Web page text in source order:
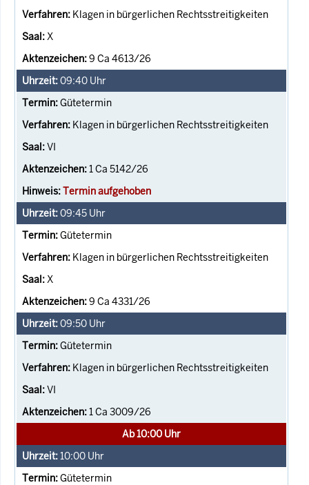
Klagen in bürgerlichen Rechtsstreitigkeiten
X
9 Ca 4613/26
09:40 Uhr
Gütetermin
Klagen in bürgerlichen Rechtsstreitigkeiten
VI
1 Ca 5142/26
Termin aufgehoben
09:45 Uhr
Gütetermin
Klagen in bürgerlichen Rechtsstreitigkeiten
X
9 Ca 4331/26
09:50 Uhr
Gütetermin
Klagen in bürgerlichen Rechtsstreitigkeiten
VI
1 Ca 3009/26
Ab 10:00 Uhr
10:00 Uhr
Gütetermin